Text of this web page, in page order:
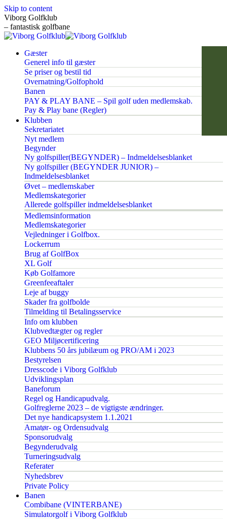
Skip to content
Viborg Golfklub
– fantastisk golfbane
Gæster
Generel info til gæster
Se priser og bestil tid
Overnatning/Golfophold
Banen
PAY & PLAY BANE – Spil golf uden medlemskab.
Pay & Play bane (Regler)
Klubben
Sekretariatet
Nyt medlem
Begynder
Ny golfspiller(BEGYNDER) – Indmeldelsesblanket
Ny golfspiller (BEGYNDER JUNIOR) –
Indmeldelsesblanket
Øvet – medlemskaber
Medlemskategorier
Allerede golfspiller indmeldelsesblanket
Medlemsinformation
Medlemskategorier
Vejledninger i Golfbox.
Lockerrum
Brug af GolfBox
XL Golf
Køb Golfamore
Greenfeeaftaler
Leje af buggy
Skader fra golfbolde
Tilmelding til Betalingsservice
Info om klubben
Klubvedtægter og regler
GEO Miljøcertificering
Klubbens 50 års jubilæum og PRO/AM i 2023
Bestyrelsen
Dresscode i Viborg Golfklub
Udviklingsplan
Baneforum
Regel og Handicapudvalg.
Golfreglerne 2023 – de vigtigste ændringer.
Det nye handicapsystem 1.1.2021
Amatør- og Ordensudvalg
Sponsorudvalg
Begynderudvalg
Turneringsudvalg
Referater
Nyhedsbrev
Private Policy
Banen
Combibane (VINTERBANE)
Simulatorgolf i Viborg Golfklub